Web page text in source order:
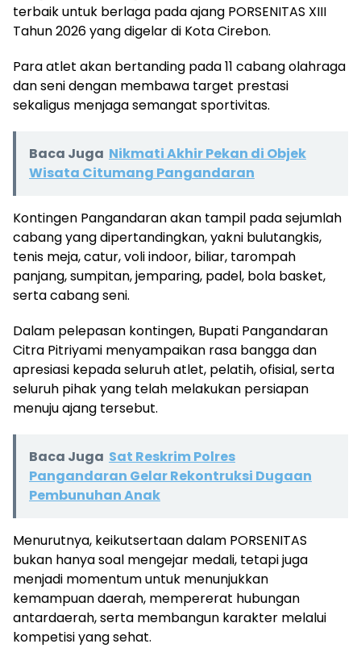
terbaik untuk berlaga pada ajang PORSENITAS XIII
Tahun 2026 yang digelar di Kota Cirebon.
Para atlet akan bertanding pada 11 cabang olahraga
dan seni dengan membawa target prestasi
sekaligus menjaga semangat sportivitas.
Baca Juga Nikmati Akhir Pekan di Objek
Wisata Citumang Pangandaran
Kontingen Pangandaran akan tampil pada sejumlah
cabang yang dipertandingkan, yakni bulutangkis,
tenis meja, catur, voli indoor, biliar, tarompah
panjang, sumpitan, jemparing, padel, bola basket,
serta cabang seni.
Dalam pelepasan kontingen, Bupati Pangandaran
Citra Pitriyami menyampaikan rasa bangga dan
apresiasi kepada seluruh atlet, pelatih, ofisial, serta
seluruh pihak yang telah melakukan persiapan
menuju ajang tersebut.
Baca Juga Sat Reskrim Polres
Pangandaran Gelar Rekontruksi Dugaan
Pembunuhan Anak
Menurutnya, keikutsertaan dalam PORSENITAS
bukan hanya soal mengejar medali, tetapi juga
menjadi momentum untuk menunjukkan
kemampuan daerah, mempererat hubungan
antardaerah, serta membangun karakter melalui
kompetisi yang sehat.